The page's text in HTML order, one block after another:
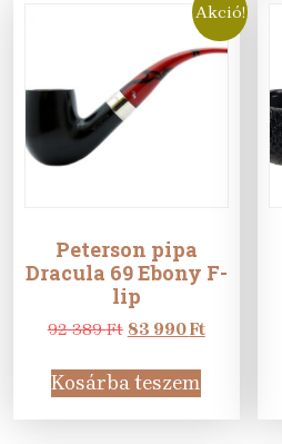
Akció!
Peterson pipa
Dracula 69 Ebony F-
lip
92 389Ft Original
was:
92
389 Ft.
83 990FtCurrent
990 Ft.
Kosárba teszem